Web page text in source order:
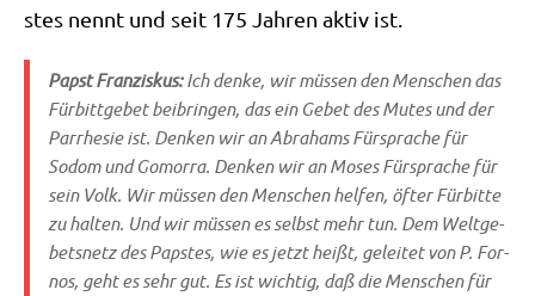
stes nennt und seit 175 Jah­ren aktiv ist.
Papst Fran­zis­kus:Ich den­ke, wir müs­sen den Men­schen das
Für­bitt­ge­bet bei­brin­gen, das ein Gebet des Mutes und der
Par­r­he­sie ist. Den­ken wir an Abra­hams Für­spra­che für
Sodom und Gomor­ra. Den­ken wir an Moses Für­spra­che für
sein Volk. Wir müs­sen den Men­schen hel­fen, öfter Für­bit­te
zu hal­ten. Und wir müs­sen es selbst mehr tun. Dem Welt­ge­
bets­netz des Pap­stes, wie es jetzt heißt, gelei­tet von P. For­
nos, geht es sehr gut. Es ist wich­tig, daß die Men­schen für